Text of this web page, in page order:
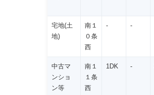
宅地(土
地)
南１
０条
西
- -
中古マ
ンショ
ン等
南１
１条
西
1DK -